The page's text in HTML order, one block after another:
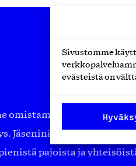
Sivustomme
evästeistä on
omistama puolueeton,
Jäseninämme on koko
pajoista ja